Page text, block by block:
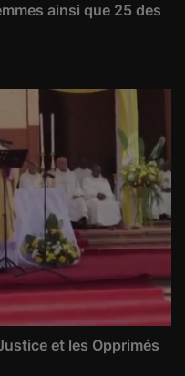
ainsi que 25 des
et les Opprimés